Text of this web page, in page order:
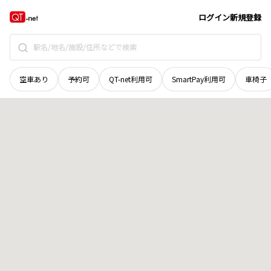
ログイン新規登録
空車あり 予約可 QT-net利用可 SmartPay利用可 車椅子
新潟県